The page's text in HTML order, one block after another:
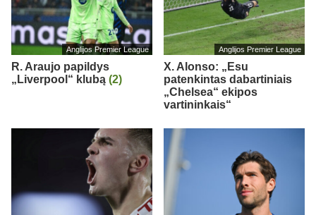
Anglijos Premier League
R. Araujo papildys
„Liverpool“ klubą (2)
Anglijos Premier League
X. Alonso: „Esu
patenkintas dabartiniais
„Chelsea“ ekipos
vartininkais“